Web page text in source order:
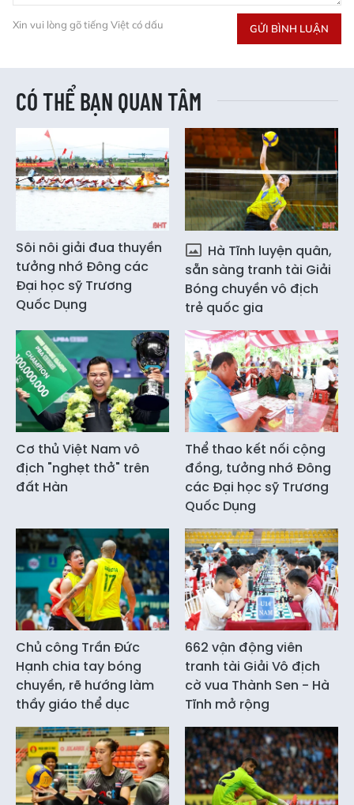
Xin vui lòng gõ tiếng Việt có dấu GỬI BÌNH LUẬN
CÓ THỂ BẠN QUAN TÂM
Sôi nôi giải đua thuyền
tưởng nhớ Đông các
Đại học sỹ Trương
Quốc Dụng
Hà Tĩnh luyện quân,
sẵn sàng tranh tài Giải
Bóng chuyền vô địch
trẻ quốc gia
Cơ thủ Việt Nam vô
địch "nghẹt thở" trên
đất Hàn
Thể thao kết nối cộng
đồng, tưởng nhớ Đông
các Đại học sỹ Trương
Quốc Dụng
Chủ công Trần Đức
Hạnh chia tay bóng
chuyền, rẽ hướng làm
thầy giáo thể dục
662 vận động viên
tranh tài Giải Vô địch
cờ vua Thành Sen - Hà
Tĩnh mở rộng